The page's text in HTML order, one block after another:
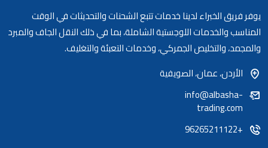
يوفر فريق الخبراء لدينا خدمات تتبع الشحنات والتحديثات في الوقت
المناسب والخدمات اللوجستية الشاملة، بما في ذلك النقل الجاف والمبرد
والمجمد، والتخليص الجمركي، وخدمات التعبئة والتغليف.
الأردن، عمان، الصويفية
info@albasha-
trading.com
+96265211122